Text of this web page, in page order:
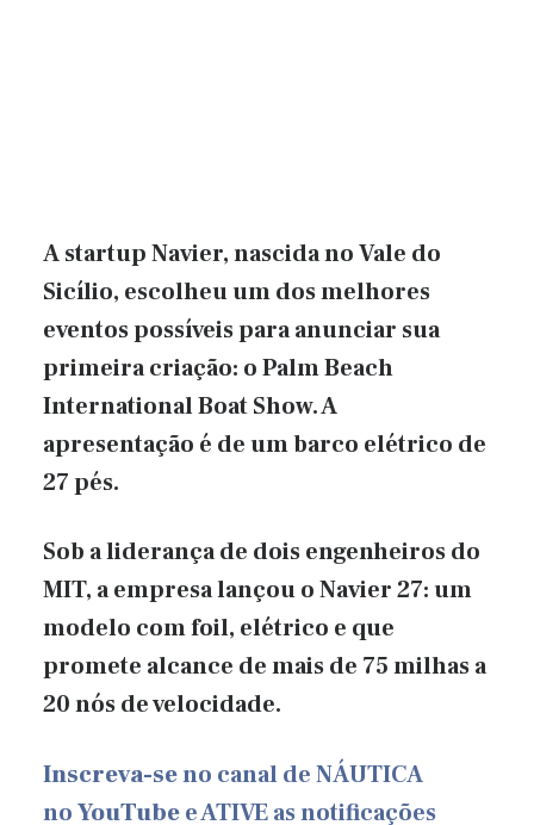
A startup Navier, nascida no Vale do
Sicílio, escolheu um dos melhores
eventos possíveis para anunciar sua
primeira criação: o Palm Beach
International Boat Show. A
apresentação é de um barco elétrico de
27 pés.
Sob a liderança de dois engenheiros do
MIT, a empresa lançou o Navier 27: um
modelo com foil, elétrico e que
promete alcance de mais de 75 milhas a
20 nós de velocidade.
Inscreva-seno canal de NÁUTICA
noYouTubee ATIVE as notificações